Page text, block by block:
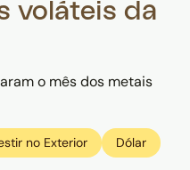
voláteis da
o mês dos metais
no Exterior Dólar